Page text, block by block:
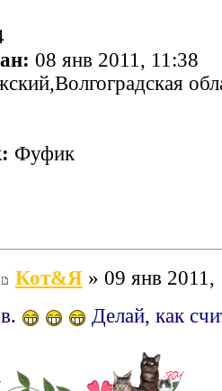
08 янв 2011, 11:38
Фуфик
Кот&Я » 09 янв 2011,
Делай, как